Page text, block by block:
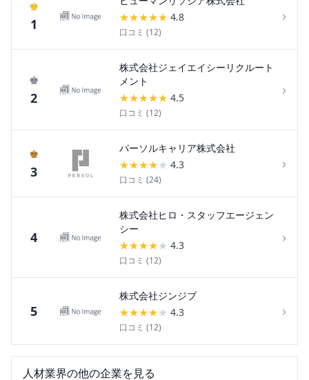
♚
1
★★★★★ 4.8
口コミ (12)
›
♚
2
株式会社ジェイエイシーリクルート
メント
★★★★★ 4.5
口コミ (12)
›
♚
3
パーソルキャリア株式会社
★★★★★ 4.3
口コミ (24)
›
4
株式会社ヒロ・スタッフエージェン
シー
★★★★★ 4.3
口コミ (12)
›
5
株式会社ジンジブ
★★★★★ 4.3
口コミ (12)
›
人材業界の他の企業を見る